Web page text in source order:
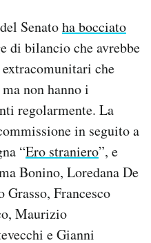
Senatoha bocciato
di bilancio che avrebbe
che
non hanno i
regolarmente. La
in seguito a
“Ero straniero”, e
Bonino, Loredana De
Francesco
Maurizio
e Gianni